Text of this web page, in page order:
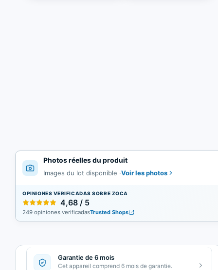
Photos réelles du produit
Images du lot disponible ·Voir les photos
OPINIONES VERIFICADAS SOBRE ZOCA
4,68 / 5
249 opiniones verificadasTrusted Shops
Garantie de 6 mois
Cet appareil comprend 6 mois de garantie.